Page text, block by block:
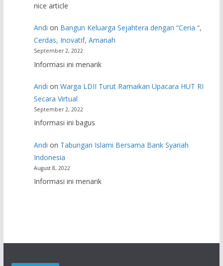
nice article
Andi on Bangun Keluarga Sejahtera dengan “Ceria “,
Cerdas, Inovatif, Amanah
September 2, 2022
Informasi ini menarik
Andi onWarga LDII Turut Ramaikan Upacara HUT RI
Secara Virtual
September 2, 2022
Informasi ini bagus
Andi on Tabungan Islami Bersama Bank Syariah
Indonesia
August 8, 2022
Informasi ini menarik